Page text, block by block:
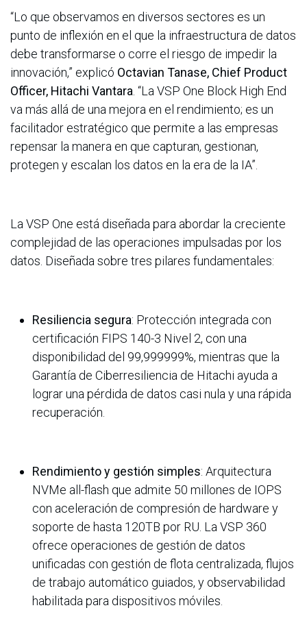
“Lo que observamos en diversos sectores es un
punto de inflexión en el que la infraestructura de datos
debe transformarse o corre el riesgo de impedir la
innovación,” explicó Octavian Tanase, Chief Product
Officer, Hitachi Vantara . “La VSP One Block High End
va más allá de una mejora en el rendimiento; es un
facilitador estratégico que permite a las empresas
repensar la manera en que capturan, gestionan,
protegen y escalan los datos en la era de la IA”.
La VSP One está diseñada para abordar la creciente
complejidad de las operaciones impulsadas por los
datos. Diseñada sobre tres pilares fundamentales:
Resiliencia segura: Protección integrada con
certificación FIPS 140-3 Nivel 2, con una
disponibilidad del 99,999999%, mientras que la
Garantía de Ciberresiliencia de Hitachi ayuda a
lograr una pérdida de datos casi nula y una rápida
recuperación.
Rendimiento y gestión simples: Arquitectura
NVMe all-flash que admite 50 millones de IOPS
con aceleración de compresión de hardware y
soporte de hasta 120TB por RU. La VSP 360
ofrece operaciones de gestión de datos
unificadas con gestión de flota centralizada, flujos
de trabajo automático guiados, y observabilidad
habilitada para dispositivos móviles.